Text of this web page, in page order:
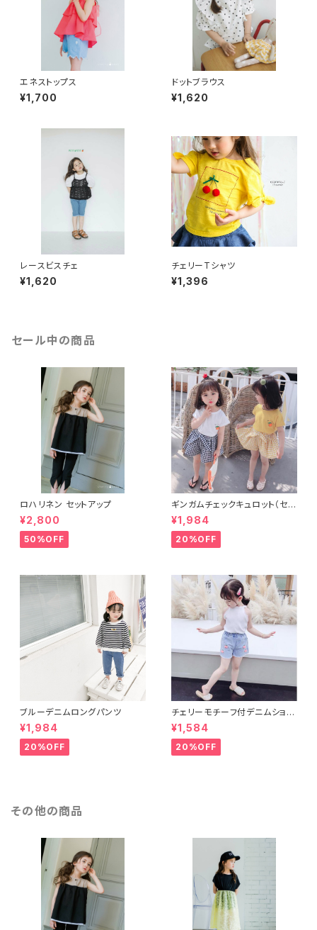
エネストップス
¥1,700
ドットブラウス
¥1,620
レースビスチェ
¥1,620
チェリーTシャツ
¥1,396
セール中の商品
ロハリネン セットアップ
¥2,800
50%OFF
ギンガムチェックキュロット（セッ
トアップ）
¥1,984
20%OFF
ブルーデニムロングパンツ
¥1,984
20%OFF
チェリーモチーフ付デニムショー
トパンツ
¥1,584
20%OFF
その他の商品